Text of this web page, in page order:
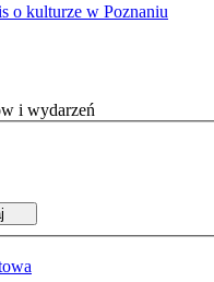
o kulturze w Poznaniu
i wydarzeń